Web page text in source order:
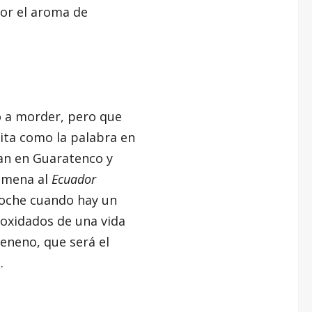
el aroma de
a morder, pero que
como la palabra en
en Guaratenco y
al Ecuador
cuando hay un
de una vida
que será el